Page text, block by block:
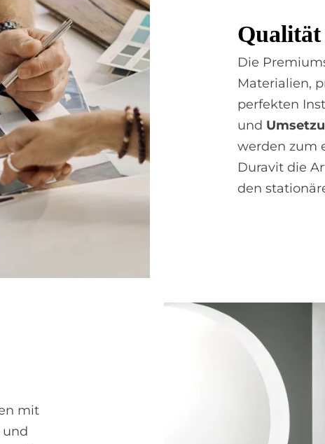
Qua­li­tät
Die
Materialien,
perfekten
und
werden zum
Duravit die
den
mit
und